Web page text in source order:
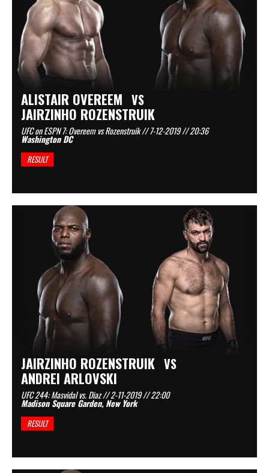
ALISTAIR OVEREEM VS
JAIRZINHO ROZENSTRUIK
UFC on ESPN 7: Overeem vs Rozenstruik // 7-12-2019 // 20:36
Washington DC
RESULT
JAIRZINHO ROZENSTRUIK VS
ANDREI ARLOVSKI
UFC 244: Masvidal vs. Diaz // 2-11-2019 // 22:00
Madison Square Garden, New York
RESULT